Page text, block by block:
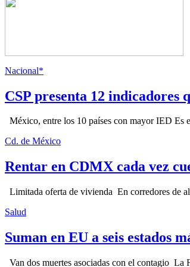
Nacional*
CSP presenta 12 indicadores
México, entre los 10 países con mayor IED Es
Cd. de México
Rentar en CDMX cada vez
Limitada oferta de vivienda En corredores de
Salud
Suman en EU a seis estados
Van dos muertes asociadas con el contagio